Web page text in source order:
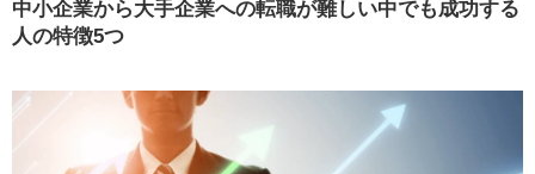
中小企業から大手企業への転職が難しい中でも成功する
人の特徴5つ